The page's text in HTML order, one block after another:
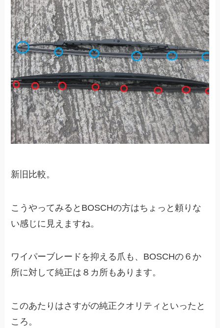
新旧比較。
こうやってみるとBOSCHの方はちょっと頼りな
い感じに見えますね。
ワイパーブレードを抑える爪も、BOSCHの６か
所に対して純正は８カ所もあります。
このあたりはさすがの純正クオリティといったと
ころ。